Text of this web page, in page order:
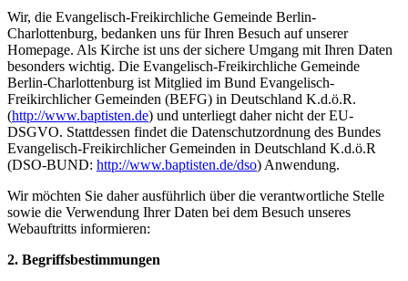
Wir, die Evangelisch-Freikirchliche Gemeinde Berlin-
Charlottenburg, bedanken uns für Ihren Besuch auf unserer
Homepage. Als Kirche ist uns der sichere Umgang mit Ihren Daten
besonders wichtig. Die Evangelisch-Freikirchliche Gemeinde
Berlin-Charlottenburg ist Mitglied im Bund Evangelisch-
Freikirchlicher Gemeinden (BEFG) in Deutschland K.d.ö.R.
(http://www.baptisten.de) und unterliegt daher nicht der EU-
DSGVO. Stattdessen findet die Datenschutzordnung des Bundes
Evangelisch-Freikirchlicher Gemeinden in Deutschland K.d.ö.R
(DSO-BUND: http://www.baptisten.de/dso) Anwendung.
Wir möchten Sie daher ausführlich über die verantwortliche Stelle
sowie die Verwendung Ihrer Daten bei dem Besuch unseres
Webauftritts informieren:
2. Begriffsbestimmungen